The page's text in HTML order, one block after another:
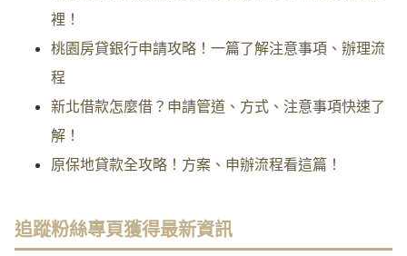
裡！
桃園房貸銀行申請攻略！一篇了解注意事項、辦理流
程
新北借款怎麼借？申請管道、方式、注意事項快速了
解！
原保地貸款全攻略！方案、申辦流程看這篇！
追蹤粉絲專頁獲得最新資訊